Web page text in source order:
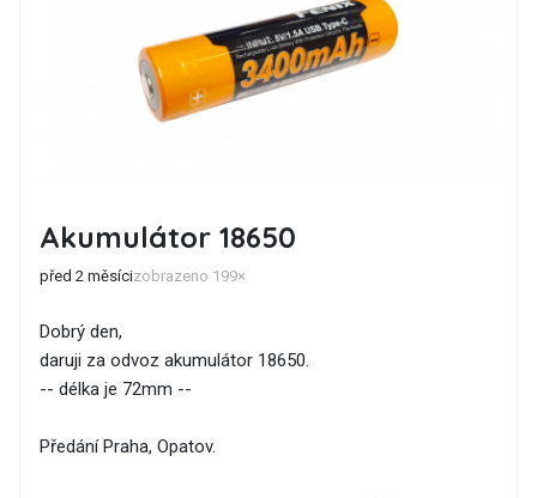
Akumulátor 18650
před 2 měsícizobrazeno 199×
Dobrý den,
daruji za odvoz akumulátor 18650.
-- délka je 72mm --
Předání Praha, Opatov.